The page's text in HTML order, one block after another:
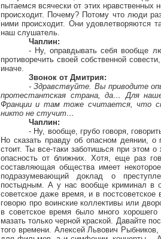
пытаемся всячески от этих
происходит. Почему? Потому что люди
ними происходит. Они удовлетворяются
наш слушатель.
Чаплин:
- Ну, оправдывать себя вообще
противоречить своей собственной
иначе.
Звонок от Дмитрия:
- Здравствуйте. Вы приводите
протестантская страна, да… Для
Франции и там тоже считается, что
никто не стучит…
Чаплин:
- Ну, вообще, грубо говоря,
Но сказать правду об опасном деянии, о
стоит. Ты все-таки заботишься при этом
опасность от ближних. Хотя, еще раз
составляющая общества имеет
подразумевающий доклад о
постыдным. А у нас вообще криминал в
советское даже время, и в
говорю про воинские коллективы или
в советское время было много
мазать только черной краской. Давайте
того времени. Алексей Львович